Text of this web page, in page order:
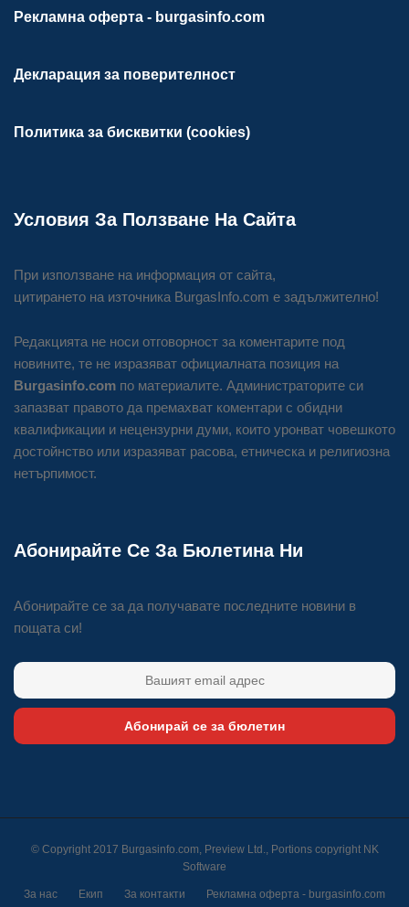
Рекламна оферта - burgasinfo.com
Декларация за поверителност
Политика за бисквитки (cookies)
Условия За Ползване На Сайта
При използване на информация от сайта,
цитирането на източника BurgasInfo.com е задължително!
Редакцията не носи отговорност за коментарите под
новините, те не изразяват официалната позиция на
Burgasinfo.com по материалите. Администраторите си
запазват правото да премахват коментари с обидни
квалификации и нецензурни думи, които уронват човешкото
достойнство или изразяват расова, етническа и религиозна
нетърпимост.
Абонирайте Се За Бюлетина Ни
Абонирайте се за да получавате последните новини в
пощата си!
Абонирай се за бюлетин
© Copyright 2017 Burgasinfo.com, Preview Ltd., Portions copyright NK
Software
За нас Екип За контакти Рекламна оферта - burgasinfo.com